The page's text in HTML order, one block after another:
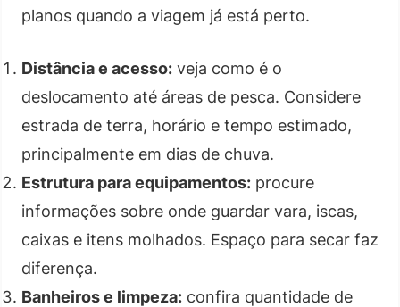
planos quando a viagem já está perto.
Distância e acesso: veja como é o
deslocamento até áreas de pesca. Considere
estrada de terra, horário e tempo estimado,
principalmente em dias de chuva.
Estrutura para equipamentos: procure
informações sobre onde guardar vara, iscas,
caixas e itens molhados. Espaço para secar faz
diferença.
Banheiros e limpeza: confira quantidade de